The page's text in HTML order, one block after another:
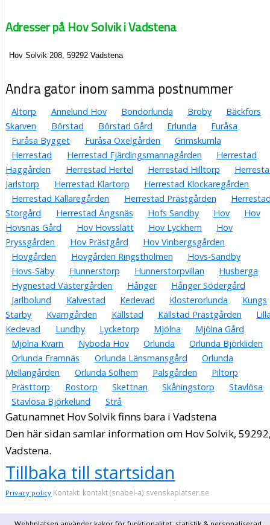
Adresser på Hov Solvik i Vadstena
Hov Solvik 208, 59292 Vadstena
Andra gator inom samma postnummer
Altorp Annelund Hov Bondorlunda Broby
Bäckfors
Skarven
Börstad Börstad Gård Erlunda
Furåsa
Furåsa Bygget
Furåsa Oxelgården
Grimskumla
Herrestad
Herrestad Fjärdingsmannagården
Herrestad
Haggården
Herrestad Hertel Herrestad Hilltorp
Jarlstorp
Herrestad Klartorp
Herrestad Klockaregården
Herrestad Källaregården
Herrestad Prästgården
Storgård
Herrestad Ängsnäs Hofs Sandby Hov
Hov
Hovsnäs Gård
Hov Hovsslätt Hov Lyckhem
Hov
Pryssgården
Hov Prästgård
Hov Vinbergsgården
Hovgården
Hovgården Ringstholmen
Hovs-Sandby
Hovs-Säby
Hunnerstorp Hunnerstorpvillan
Husberga
Hygnestad Västergården
Hånger
Hånger Södergård
Jarlbolund
Kalvestad Kedevad Klosterorlunda
Kungs
Starby
Kvarngården Källstad Källstad Prästgården
Kedevad
Lundby Lycketorp Mjölna
Mjölna Gård
Mjölna Kvarn
Nyboda Hov Orlunda
Orlunda Björkliden
Orlunda Framnäs
Orlunda Länsmansgård
Orlunda
Mellangården
Orlunda Solhem Palsgården
Piltorp
Prästtorp
Rostorp Skettnan Skåningstorp
Stavlösa
Stavlösa Björkelund
Strå
Gatunamnet Hov Solvik finns bara i Vadstena
Den här sidan samlar information om Hov Solvik,
Vadstena.
Tillbaka till startsidan
Privacy policy Kontakt: kontakt (snabel-a) svenskaplatser.se